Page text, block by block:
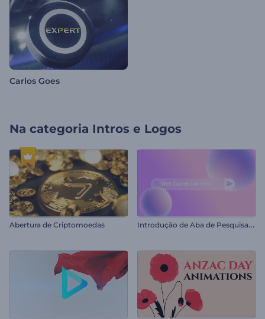
Carlos Goes
Na categoria Intros e Logos
Abertura de Criptomoedas I
ntrodução de Aba de Pesquisa na Web